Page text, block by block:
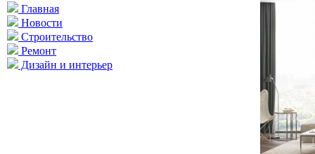
Главная
Новости
Строительство
Ремонт
Дизайн и интерьер